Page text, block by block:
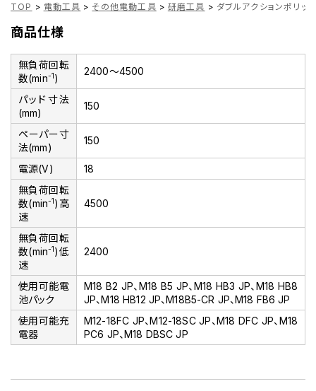
TOP > 電動工具 > その他電動工具 > 研磨工具 > ダブルアクションポリ
商品仕様
無負荷回転
数(min-1)
2400～4500
パッド寸法
(mm)
150
ペーパー寸
法(mm)
150
電源(V)
18
無負荷回転
数(min-1)高
速
4500
無負荷回転
数(min-1)低
速
2400
使用可能電
池パック
M18 B2 JP、M18 B5 JP、M18 HB3 JP、M18 HB8
JP、M18 HB12 JP、M18B5-CR JP、M18 FB6 JP
使用可能充
電器
M12-18FC JP、M12-18SC JP、M18 DFC JP、M18
PC6 JP、M18 DBSC JP